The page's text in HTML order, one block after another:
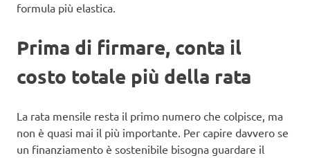
formula più elastica.
Prima di firmare, conta il
costo totale più della rata
La rata mensile resta il primo numero che colpisce, ma
non è quasi mai il più importante. Per capire davvero se
un finanziamento è sostenibile bisogna guardare il